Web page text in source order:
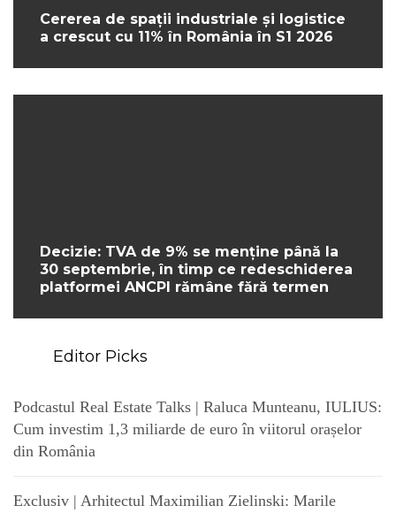
Cererea de spații industriale și logistice
a crescut cu 11% în România în S1 2026
Decizie: TVA de 9% se menține până la
30 septembrie, în timp ce redeschiderea
platformei ANCPI rămâne fără termen
Editor Picks
Podcastul Real Estate Talks | Raluca Munteanu, IULIUS:
Cum investim 1,3 miliarde de euro în viitorul orașelor
din România
Exclusiv | Arhitectul Maximilian Zielinski: Marile